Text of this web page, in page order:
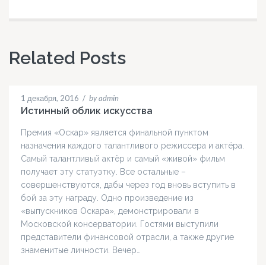
Related Posts
1 декабря, 2016 / by admin
Истинный облик искусства
Премия «Оскар» является финальной пунктом
назначения каждого талантливого режиссера и актёра.
Самый талантливый актёр и самый «живой» фильм
получает эту статуэтку. Все остальные –
совершенствуются, дабы через год вновь вступить в
бой за эту награду. Одно произведение из
«выпускников Оскара», демонстрировали в
Московской консерватории. Гостями выступили
представители финансовой отрасли, а также другие
знаменитые личности. Вечер…